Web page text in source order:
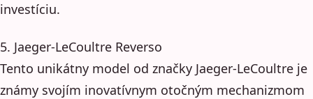
investíciu.
5. Jaeger-LeCoultre Reverso
Tento unikátny model od značky Jaeger-LeCoultre je
známy svojím inovatívnym otočným mechanizmom